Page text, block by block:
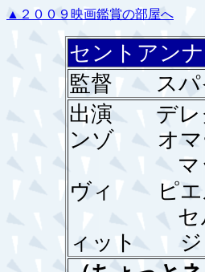
▲２００９映画鑑賞の部屋へ
セントアン
監督 スパ
出演 デレ
ンゾ オマ
マッテオ
ヴィ ピエ
セルジオ
ィット ジ